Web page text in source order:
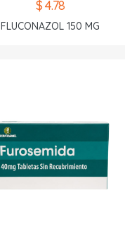
$ 4.78
FLUCONAZOL 150 MG